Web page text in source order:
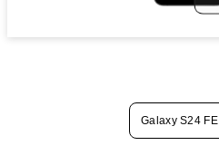
Galaxy S24 FE